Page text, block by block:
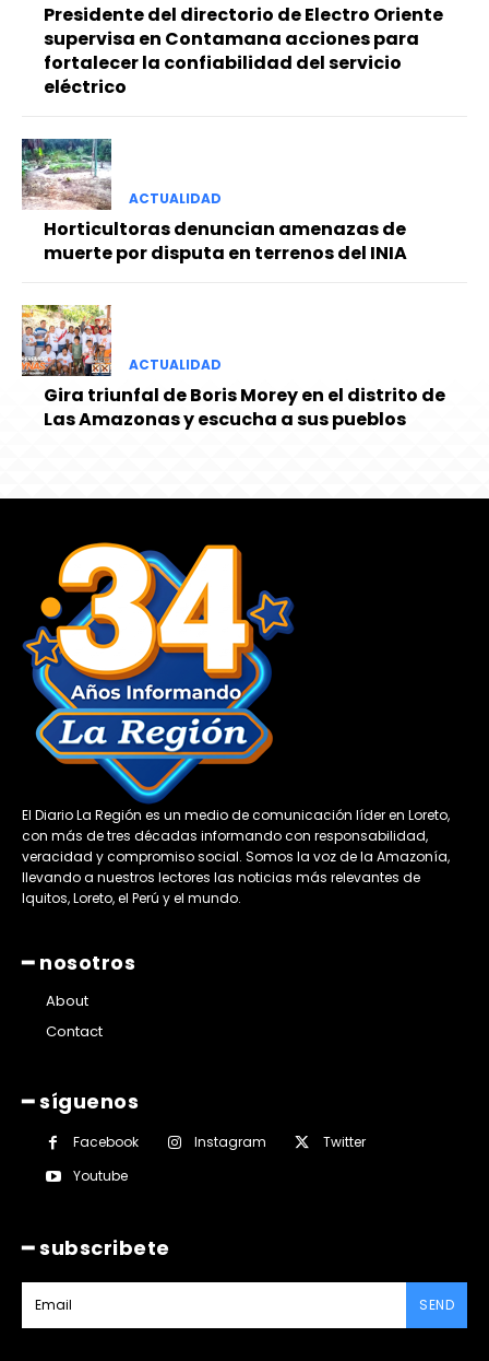
Presidente del directorio de Electro Oriente
supervisa en Contamana acciones para
fortalecer la confiabilidad del servicio
eléctrico
ACTUALIDAD
Horticultoras denuncian amenazas de
muerte por disputa en terrenos del INIA
ACTUALIDAD
Gira triunfal de Boris Morey en el distrito de
Las Amazonas y escucha a sus pueblos
El Diario La Región es un medio de comunicación líder en Loreto,
con más de tres décadas informando con responsabilidad,
veracidad y compromiso social. Somos la voz de la Amazonía,
llevando a nuestros lectores las noticias más relevantes de
Iquitos, Loreto, el Perú y el mundo.
━ nosotros
About
Contact
━ síguenos
Facebook Instagram
Twitter
Youtube
━ subscribete
SEND